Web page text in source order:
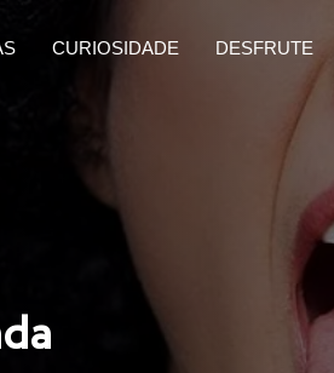
CURIOSIDADE DESFRUTE